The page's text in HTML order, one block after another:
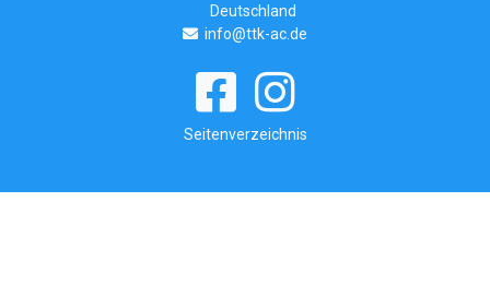
Deutschland
info@ttk-ac.de
Seitenverzeichnis